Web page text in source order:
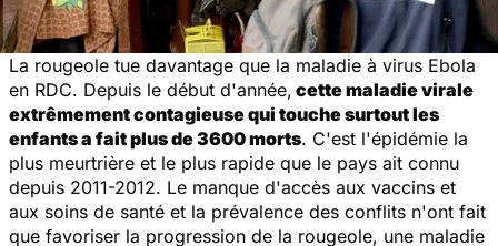
La rougeole tue davantage que la maladie à virus Ebola
en RDC. Depuis le début d'année, cette maladie virale
extrêmement contagieuse qui touche surtout les
enfants a fait plus de 3600 morts. C'est l'épidémie la
plus meurtrière et le plus rapide que le pays ait connu
depuis 2011-2012. Le manque d'accès aux vaccins et
aux soins de santé et la prévalence des conflits n'ont fait
que favoriser la progression de la rougeole, une maladie